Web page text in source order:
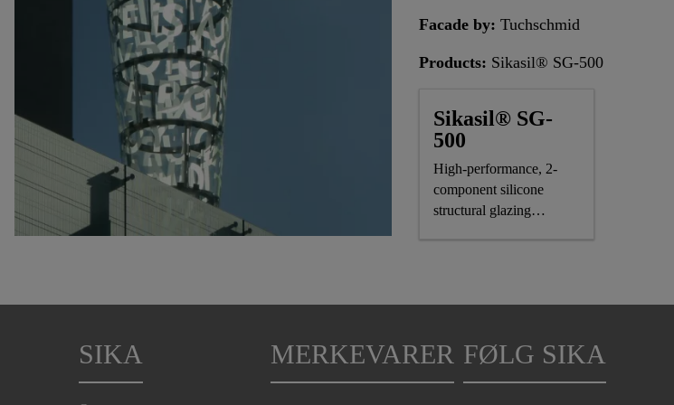
Facade by:Tuchschmid
Products: Sikasil® SG-500
Sikasil® SG-
500
High-performance, 2-
component silicone
structural glazing
SIKA MERKEVARER FØLG SIKA